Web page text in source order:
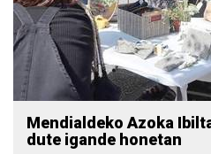
Mendialdeko Azoka
dute igande honetan